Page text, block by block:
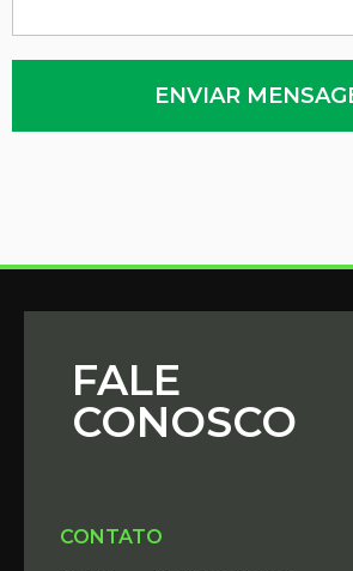
FALE
CONOSCO
CONTATO